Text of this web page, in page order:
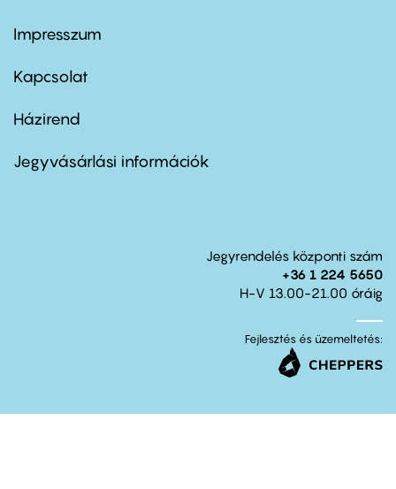
Footer
first
Impresszum
Kapcsolat
Footer
second
Házirend
Jegyvásárlási információk
Jegyrendelés központi szám
+36 1 224 5650
H-V 13.00-21.00 óráig
Fejlesztés és üzemeltetés: